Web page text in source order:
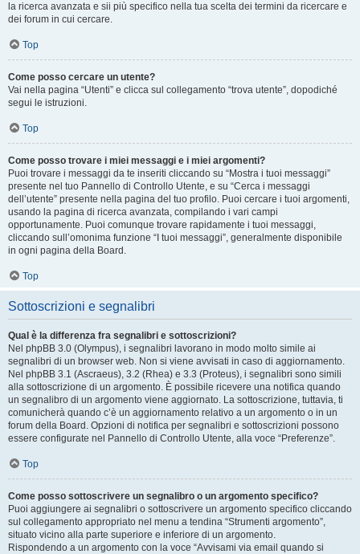
la ricerca avanzata e sii più specifico nella tua scelta dei termini da ricercare e
dei forum in cui cercare.
Top
Come posso cercare un utente?
Vai nella pagina “Utenti” e clicca sul collegamento “trova utente”, dopodiché
segui le istruzioni.
Top
Come posso trovare i miei messaggi e i miei argomenti?
Puoi trovare i messaggi da te inseriti cliccando su “Mostra i tuoi messaggi”
presente nel tuo Pannello di Controllo Utente, e su “Cerca i messaggi
dell’utente” presente nella pagina del tuo profilo. Puoi cercare i tuoi argomenti,
usando la pagina di ricerca avanzata, compilando i vari campi
opportunamente. Puoi comunque trovare rapidamente i tuoi messaggi,
cliccando sull’omonima funzione “I tuoi messaggi”, generalmente disponibile
in ogni pagina della Board.
Top
Sottoscrizioni e segnalibri
Qual è la differenza fra segnalibri e sottoscrizioni?
Nel phpBB 3.0 (Olympus), i segnalibri lavorano in modo molto simile ai
segnalibri di un browser web. Non si viene avvisati in caso di aggiornamento.
Nel phpBB 3.1 (Ascraeus), 3.2 (Rhea) e 3.3 (Proteus), i segnalibri sono simili
alla sottoscrizione di un argomento. È possibile ricevere una notifica quando
un segnalibro di un argomento viene aggiornato. La sottoscrizione, tuttavia, ti
comunicherà quando c’è un aggiornamento relativo a un argomento o in un
forum della Board. Opzioni di notifica per segnalibri e sottoscrizioni possono
essere configurate nel Pannello di Controllo Utente, alla voce “Preferenze”.
Top
Come posso sottoscrivere un segnalibro o un argomento specifico?
Puoi aggiungere ai segnalibri o sottoscrivere un argomento specifico cliccando
sul collegamento appropriato nel menu a tendina “Strumenti argomento”,
situato vicino alla parte superiore e inferiore di un argomento.
Rispondendo a un argomento con la voce “Avvisami via email quando si